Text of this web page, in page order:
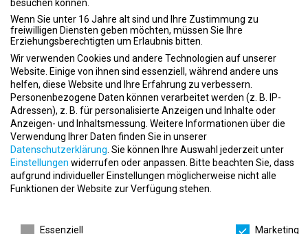
zu speziellen Kursen für verschiedene Altersgruppen und
Fitnessziele.
Persönliche Betreuung: Unsere freundlichen und
kompetenten Mitarbeiterinnen und Mitarbeiter stehen unseren
Mitgliedern jederzeit beratend zur Seite.
Inklusivität und Gemeinschaft: Bei uns sind Menschen aller
Generationen willkommen. Wir fördern eine aktive und
gesundheitsbewusste Lebensweise in einer Gemeinschaft von
Gleichgesinnten.
Unsere Serviceangebote
Fitnesskurse: Ein breit gefächertes Kursangebot für
unterschiedliche Fitnesslevel und Ziele.
besuchen können.
Wenn Sie unter 16 Jahre alt sind und Ihre Zustimmung zu
freiwilligen Diensten geben möchten, müssen Sie Ihre
Erziehungsberechtigten um Erlaubnis bitten.
Wir verwenden Cookies und andere Technologien auf unserer
Website. Einige von ihnen sind essenziell, während andere uns
helfen, diese Website und Ihre Erfahrung zu verbessern.
Personenbezogene Daten können verarbeitet werden (z. B. IP-
Adressen), z. B. für personalisierte Anzeigen und Inhalte oder
Anzeigen- und Inhaltsmessung. Weitere Informationen über die
Verwendung Ihrer Daten finden Sie in unserer
Datenschutzerklärung. Sie können Ihre Auswahl jederzeit unter
Einstellungen widerrufen oder anpassen. Bitte beachten Sie, dass
aufgrund individueller Einstellungen möglicherweise nicht alle
Funktionen der Website zur Verfügung stehen.
Essenziell
Marketing